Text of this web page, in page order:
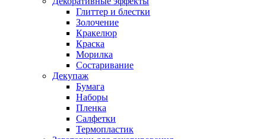
Глиттер и блестки
Золочение
Кракелюр
Краска
Морилка
Состаривание
Декупаж
Бумага
Наборы
Пленка
Салфетки
Термопластик